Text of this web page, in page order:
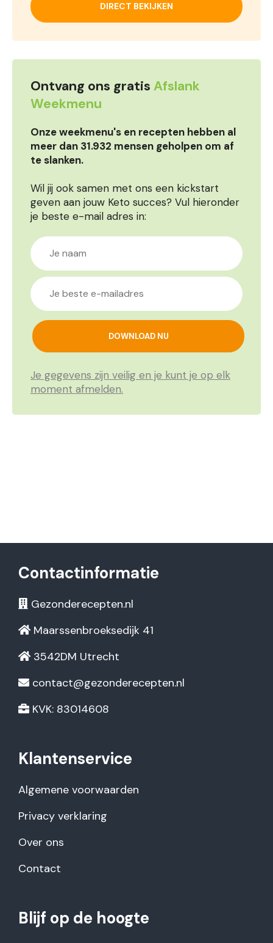
DIRECT BEKIJKEN
Ontvang ons gratis Afslank
Weekmenu
Onze weekmenu's en recepten hebben al
meer dan 31.932 mensen geholpen om af
te slanken.
Wil jij ook samen met ons een kickstart
geven aan jouw Keto succes? Vul hieronder
je beste e-mail adres in:
Je gegevens zijn veilig en je kunt je op elk
moment afmelden.
Contactinformatie
Gezonderecepten.nl
Maarssenbroeksedijk 41
3542DM Utrecht
contact@gezonderecepten.nl
KVK: 83014608
Klantenservice
Algemene voorwaarden
Privacy verklaring
Over ons
Contact
Blijf op de hoogte